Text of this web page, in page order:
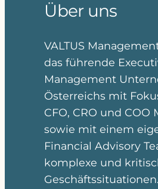
Über uns
VALTUS
das führende
Management
Österreichs mit
CFO, CRO und COO
sowie mit einem
Financial Advisory
komplexe und
Geschäftssituationen.